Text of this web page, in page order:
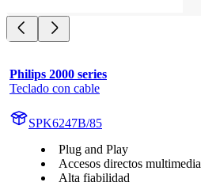
Philips 2000 series
Teclado con cable
SPK6247B/85
Plug and Play
Accesos directos multimedia
Alta fiabilidad